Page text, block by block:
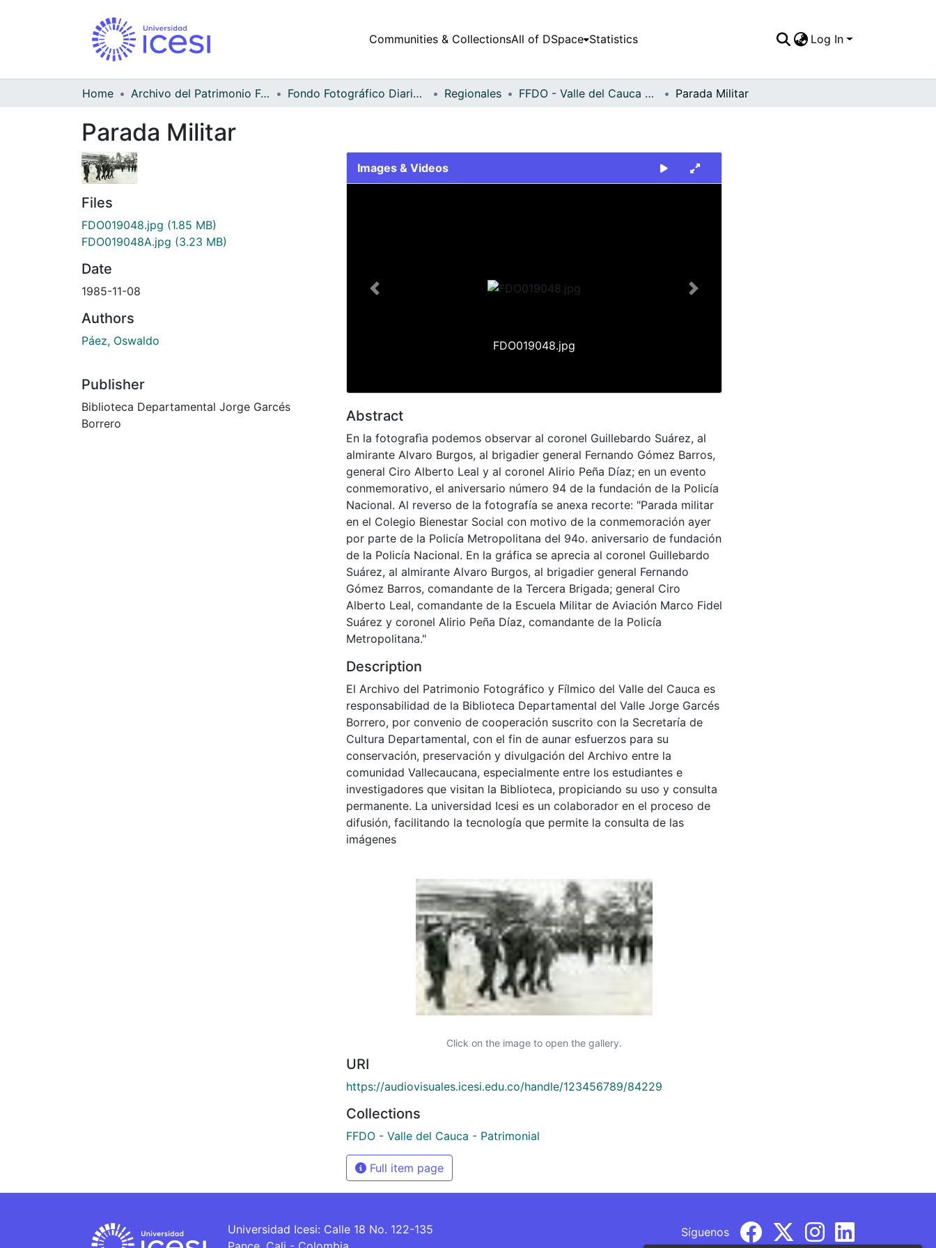
Communities & CollectionsAll of DSpace Statistics Log In
Home Archivo del Patrimonio Fotográfico y Fílmico del Valle del Cauca Fondo Fotográfico Diario Occidente Regionales FFDO - Valle del Cauca - Patrimonial Parada Militar
Parada Militar
Files
FDO019048.jpg (1.85 MB)
FDO019048A.jpg (3.23 MB)
Date
1985-11-08
Authors
Páez, Oswaldo
Publisher
Biblioteca Departamental Jorge Garcés
Borrero
Images & Videos
FDO019048.jpg
Previous Next
Abstract
En la fotografìa podemos observar al coronel Guillebardo Suárez, al
almirante Alvaro Burgos, al brigadier general Fernando Gómez Barros,
general Ciro Alberto Leal y al coronel Alirio Peña Díaz; en un evento
conmemorativo, el aniversario número 94 de la fundación de la Policía
Nacional. Al reverso de la fotografía se anexa recorte: "Parada militar
en el Colegio Bienestar Social con motivo de la conmemoración ayer
por parte de la Policía Metropolitana del 94o. aniversario de fundación
de la Policía Nacional. En la gráfica se aprecia al coronel Guillebardo
Suárez, al almirante Alvaro Burgos, al brigadier general Fernando
Gómez Barros, comandante de la Tercera Brigada; general Ciro
Alberto Leal, comandante de la Escuela Militar de Aviación Marco Fidel
Suárez y coronel Alirio Peña Díaz, comandante de la Policía
Metropolitana."
Description
El Archivo del Patrimonio Fotográfico y Fílmico del Valle del Cauca es
responsabilidad de la Biblioteca Departamental del Valle Jorge Garcés
Borrero, por convenio de cooperación suscrito con la Secretaría de
Cultura Departamental, con el fin de aunar esfuerzos para su
conservación, preservación y divulgación del Archivo entre la
comunidad Vallecaucana, especialmente entre los estudiantes e
investigadores que visitan la Biblioteca, propiciando su uso y consulta
permanente. La universidad Icesi es un colaborador en el proceso de
difusión, facilitando la tecnología que permite la consulta de las
imágenes
Click on the image to open the gallery.
URI
https://audiovisuales.icesi.edu.co/handle/123456789/84229
Collections
FFDO - Valle del Cauca - Patrimonial
Full item page
Universidad Icesi: Calle 18 No. 122-135
Síguenos